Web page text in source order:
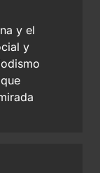
y el
y